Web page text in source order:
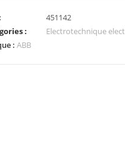
451142
:
Electrotechnique
:ABB